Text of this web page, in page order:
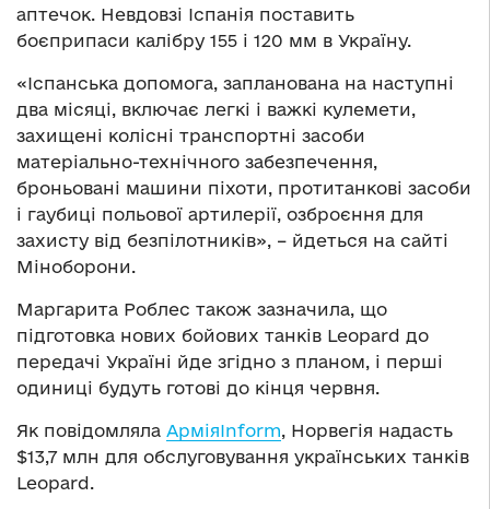
аптечок. Невдовзі Іспанія поставить
боєприпаси калібру 155 і 120 мм в Україну.
«Іспанська допомога, запланована на наступні
два місяці, включає легкі і важкі кулемети,
захищені колісні транспортні засоби
матеріально-технічного забезпечення,
броньовані машини піхоти, протитанкові засоби
і гаубиці польової артилерії, озброєння для
захисту від безпілотників», – йдеться на сайті
Міноборони.
Маргарита Роблес також зазначила, що
підготовка нових бойових танків Leopard до
передачі Україні йде згідно з планом, і перші
одиниці будуть готові до кінця червня.
Як повідомляла АрміяInform, Норвегія надасть
$13,7 млн для обслуговування українських танків
Leopard.